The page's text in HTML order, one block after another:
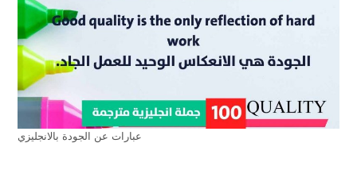
عبارات عن الجودة بالانجليزي